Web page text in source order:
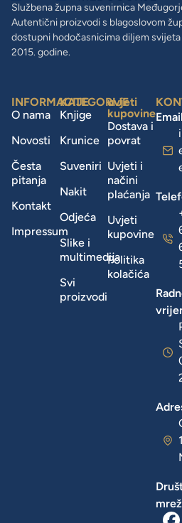
Službena župna suvenirnica
Autentični proizvodi s blagoslovom
dostupni hodočasnicima diljem
2015. godine.
INFORMACIJE
O nama
Novosti
Česta
pitanja
Kontakt
Impressum
KATEGORIJE
Knjige
Krunice
Suveniri
Nakit
Odjeća
Slike i
multimedija
Svi
proizvodi
uvjeti
kupovine
Dostava i
povrat
Uvjeti i
načini
plaćanja
Uvjeti
kupovine
Politika
kolačića